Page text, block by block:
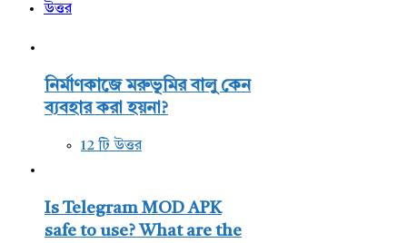
উত্তর
নির্মাণকাজে মরুভূমির বালু কেন
ব্যবহার করা হয়না?
12 টি উত্তর
Is Telegram MOD APK
safe to use? What are the